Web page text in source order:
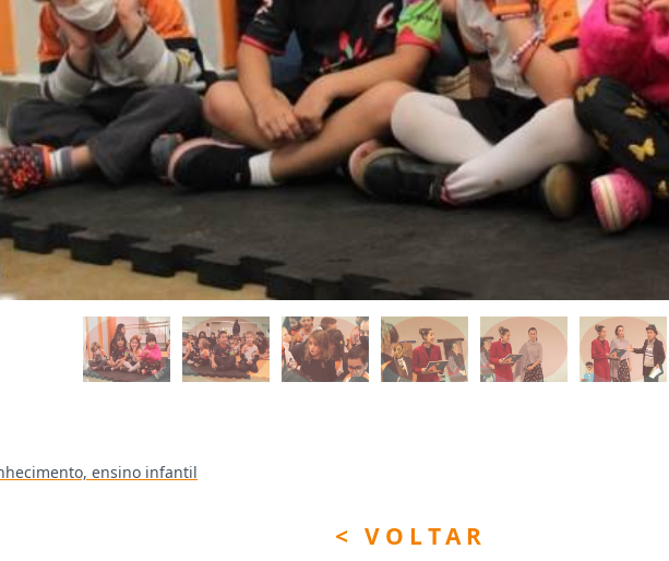
ensino infantil
< VOLTAR